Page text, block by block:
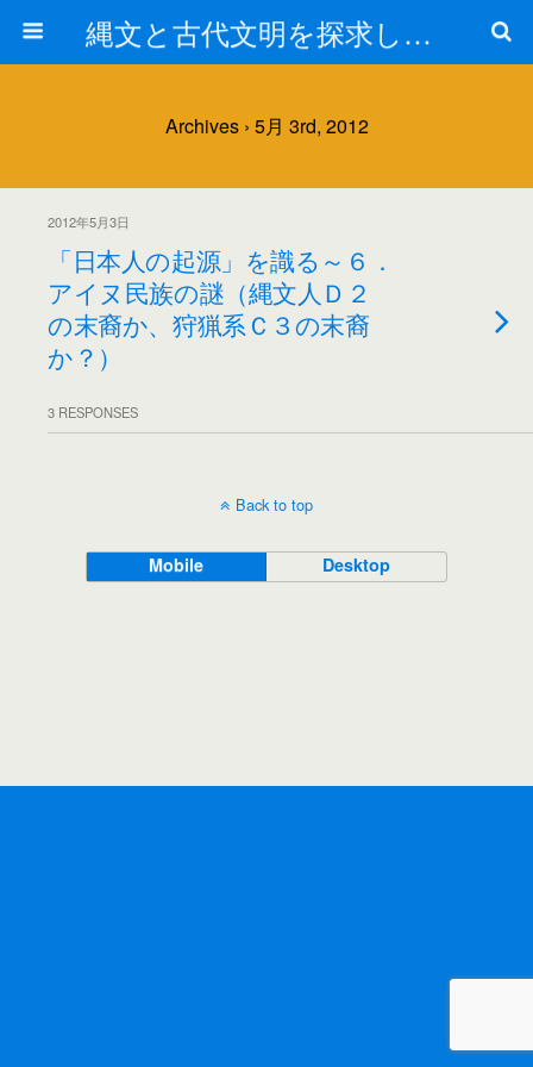
縄文と古代文明を探求しよう！
Archives › 5月 3rd, 2012
2012年5月3日
「日本人の起源」を識る～６．
アイヌ民族の謎（縄文人Ｄ２
の末裔か、狩猟系Ｃ３の末裔
か？）
3 RESPONSES
Back to top
Mobile Desktop